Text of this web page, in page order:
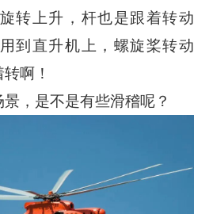
转上升，杆也是跟着转动
到直升机上，螺旋桨转动
啊！
，是不是有些滑稽呢？